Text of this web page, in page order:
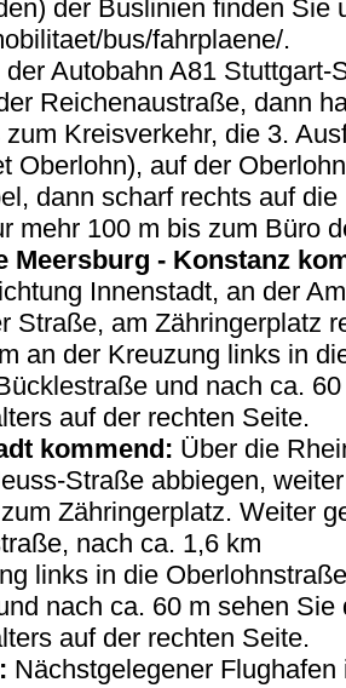
der Buslinien finden Sie
bus/fahrplaene/.
der Autobahn A81 Stuttgart-
Reichenaustraße, dann
Kreisverkehr, die 3.
Oberlohn), auf der
dann scharf rechts auf
mehr 100 m bis zum Büro
Meersburg - Konstanz
Innenstadt, an der
Straße, am Zähringerplatz
an der Kreuzung links in
und nach ca.
auf der rechten Seite.
kommend: Über die
Straße abbiegen,
Zähringerplatz. Weiter
nach ca. 1,6 km
links in die
nach ca. 60 m sehen Sie
auf der rechten Seite.
Nächstgelegener